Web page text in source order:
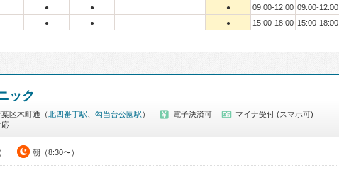
● ● ● 09:00-12:00 09:00-12:00
● ● ● 15:00-18:00 15:00-18:00
ック
区木町通（北四番丁駅 勾当台公園駅 ） 電子決済可
マイナ受付 (スマホ可)
応
朝（8:30〜）